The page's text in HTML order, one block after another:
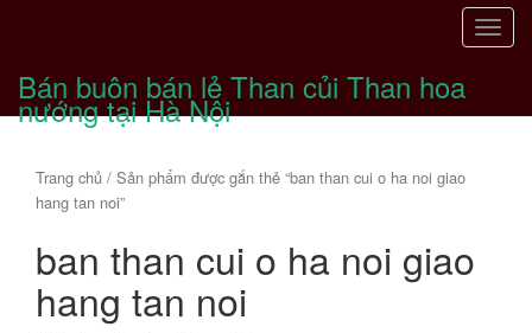
T
g
Bán buôn bán lẻ Than củi Than hoa
nướng tại Hà Nội
Trang chủ / Sản phẩm được gắn thẻ “ban than cui o ha noi giao
hang tan noi”
ban than cui o ha noi giao
hang tan noi